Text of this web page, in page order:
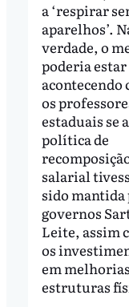
a ‘respirar
aparelhos’.
verdade, o
poderia estar
acontecendo
os
estaduais se a
política de
salarial
sido mantida
governos
Leite, assim
os
em
estruturas